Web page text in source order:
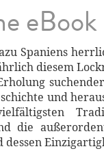
eBook
Spaniens
diesem
und
die